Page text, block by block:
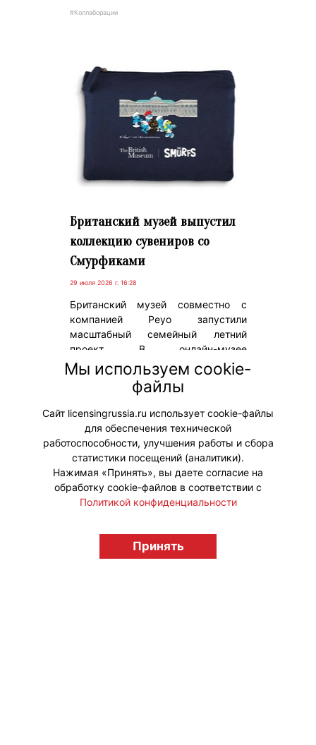
#Коллаборации
Британский музей выпустил
коллекцию сувениров со
Смурфиками
29 июля 2026 г. 16:28
Британский музей совместно с
компанией Peyo запустили
масштабный семейный летний
проект. В онлайн-музее
представлена серия сувениров,
изображающая любимых
персонажей мультфильмов,
которые изучают коллекцию музея.
#Коллаборации
licensingrussia.ru, 2009-2026 12+
Мы используем cookie-
файлы
Сайт licensingrussia.ru использует cookie-файлы
для обеспечения технической
работоспособности, улучшения работы и сбора
статистики посещений (аналитики).
Нажимая «Принять», вы даете согласие на
обработку cookie-файлов в соответствии с
Политикой конфиденциальности
Принять